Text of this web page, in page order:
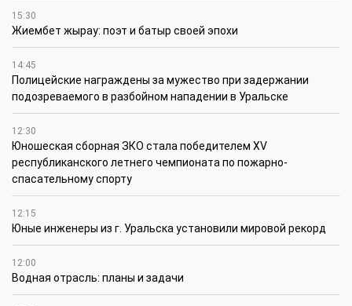
15:30
Жиембет жырау: поэт и батыр своей эпохи
14:45
Полицейские награждены за мужество при задержании
подозреваемого в разбойном нападении в Уральске
12:30
Юношеская сборная ЗКО стала победителем XV
республиканского летнего чемпионата по пожарно-
спасательному спорту
12:15
Юные инженеры из г. Уральска установили мировой рекорд
12:00
Водная отрасль: планы и задачи